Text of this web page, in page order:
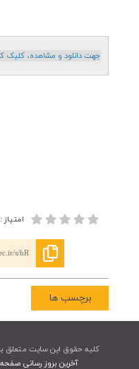
جهت دانلود و مشاهده، کليک
امتیاز :
s/hR
برچسب ها
کليه حقوق اين سايت
آخرین بروز رسانی صفحه : 1405/04/29